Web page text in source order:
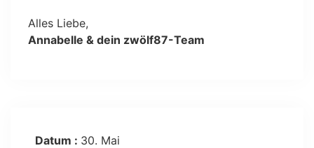
Alles Liebe,
Annabelle & dein zwölf87-Team
Datum : 30. Mai